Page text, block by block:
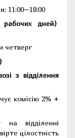
11:00–18:00
дней)
четверг
з відділення
комісію 2% +
відділенні
цілостність